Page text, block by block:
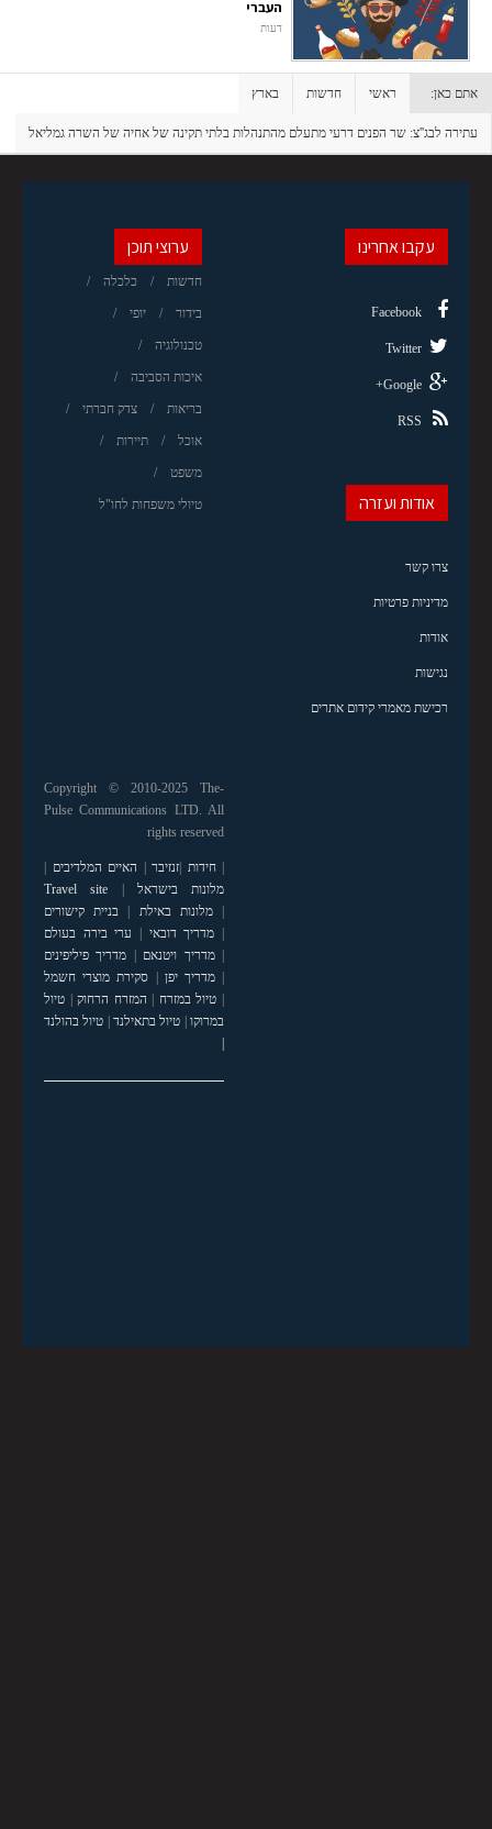
העברי
דעות
אתם כאן: ראשי חדשות בארץ
עתירה לבג''צ: שר הפנים דרעי מתעלם מהתנהלות בלתי תקינה של אחיה של השרה גמליאל
ערוצי תוכן
חדשות כלכלה
בידור יופי
טכנולוגיה
איכות הסביבה
בריאות צדק חברתי
אוכל תיירות
משפט
טיולי משפחות לחו"ל
עקבו אחרינו
Facebook
Twitter
Google+
RSS
אודות ועזרה
צרו קשר
מדיניות פרטיות
אודות
נגישות
רכישת מאמרי קידום אתרים
Copyright © 2010-2025 The-
Pulse Communications LTD. All
rights reserved
|חידות זנזיבר האיים המלדיבים
מלונות בישראל
Travel site
|מלונות באילת
בניית קישורים
מדריך דובאי
ערי בירה בעולם
|מדריך ויטנאם
מדריך פיליפינים
|מדריך יפן
סקירת מוצרי חשמל
טיול במזרח המזרח הרחוק| טיול
במרוקו| טיול בתאילנד| טיול בהולנד